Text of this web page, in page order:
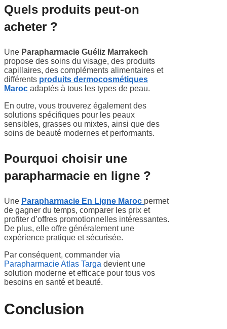
Quels produits peut-on
acheter ?
Une Parapharmacie Guéliz Marrakech
propose des soins du visage, des produits
capillaires, des compléments alimentaires et
différents produits dermocosmétiques
Maroc adaptés à tous les types de peau.
En outre, vous trouverez également des
solutions spécifiques pour les peaux
sensibles, grasses ou mixtes, ainsi que des
soins de beauté modernes et performants.
Pourquoi choisir une
parapharmacie en ligne ?
Une Parapharmacie En Ligne Maroc permet
de gagner du temps, comparer les prix et
profiter d’offres promotionnelles intéressantes.
De plus, elle offre généralement une
expérience pratique et sécurisée.
Par conséquent, commander via
Parapharmacie Atlas Targa devient une
solution moderne et efficace pour tous vos
besoins en santé et beauté.
Conclusion